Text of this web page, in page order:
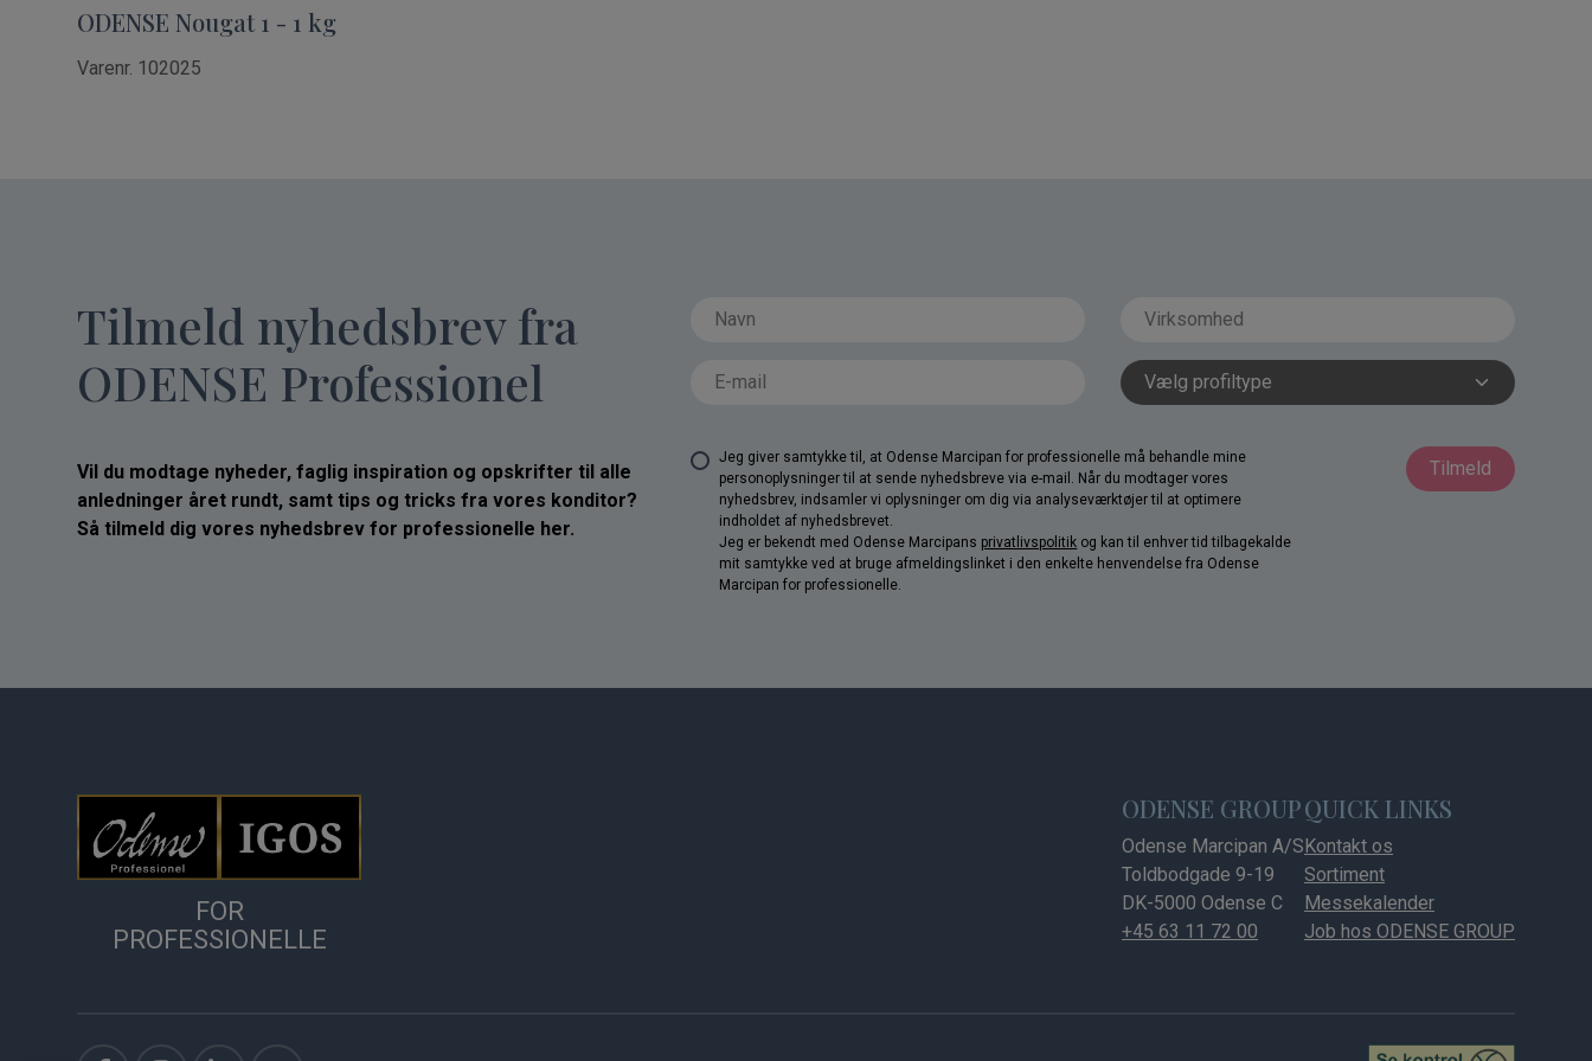
ODENSE Nougat 1 - 1 kg
Varenr. 102025
Tilmeld nyhedsbrev fra
ODENSE Professionel
Vil du modtage nyheder, faglig inspiration og opskrifter til alle
anledninger året rundt, samt tips og tricks fra vores konditor?
Så tilmeld dig vores nyhedsbrev for professionelle her.
Jeg giver samtykke til, at Odense Marcipan for professionelle må behandle mine
personoplysninger til at sende nyhedsbreve via e-mail. Når du modtager vores
nyhedsbrev, indsamler vi oplysninger om dig via analyseværktøjer til at optimere
indholdet af nyhedsbrevet.
Jeg er bekendt med Odense Marcipans privatlivspolitik og kan til enhver tid tilbagekalde
mit samtykke ved at bruge afmeldingslinket i den enkelte henvendelse fra Odense
Marcipan for professionelle.
Tilmeld
FOR
PROFESSIONELLE
ODENSE GROUP
Odense Marcipan A/S
Toldbodgade 9-19
DK-5000 Odense C
+45 63 11 72 00
QUICK LINKS
Kontakt os
Sortiment
Messekalender
Job hos ODENSE GROUP